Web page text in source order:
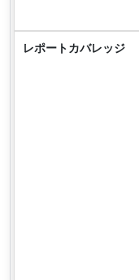
レポートカバレッジ